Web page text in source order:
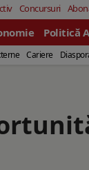
Concursuri
Politică
Cariere